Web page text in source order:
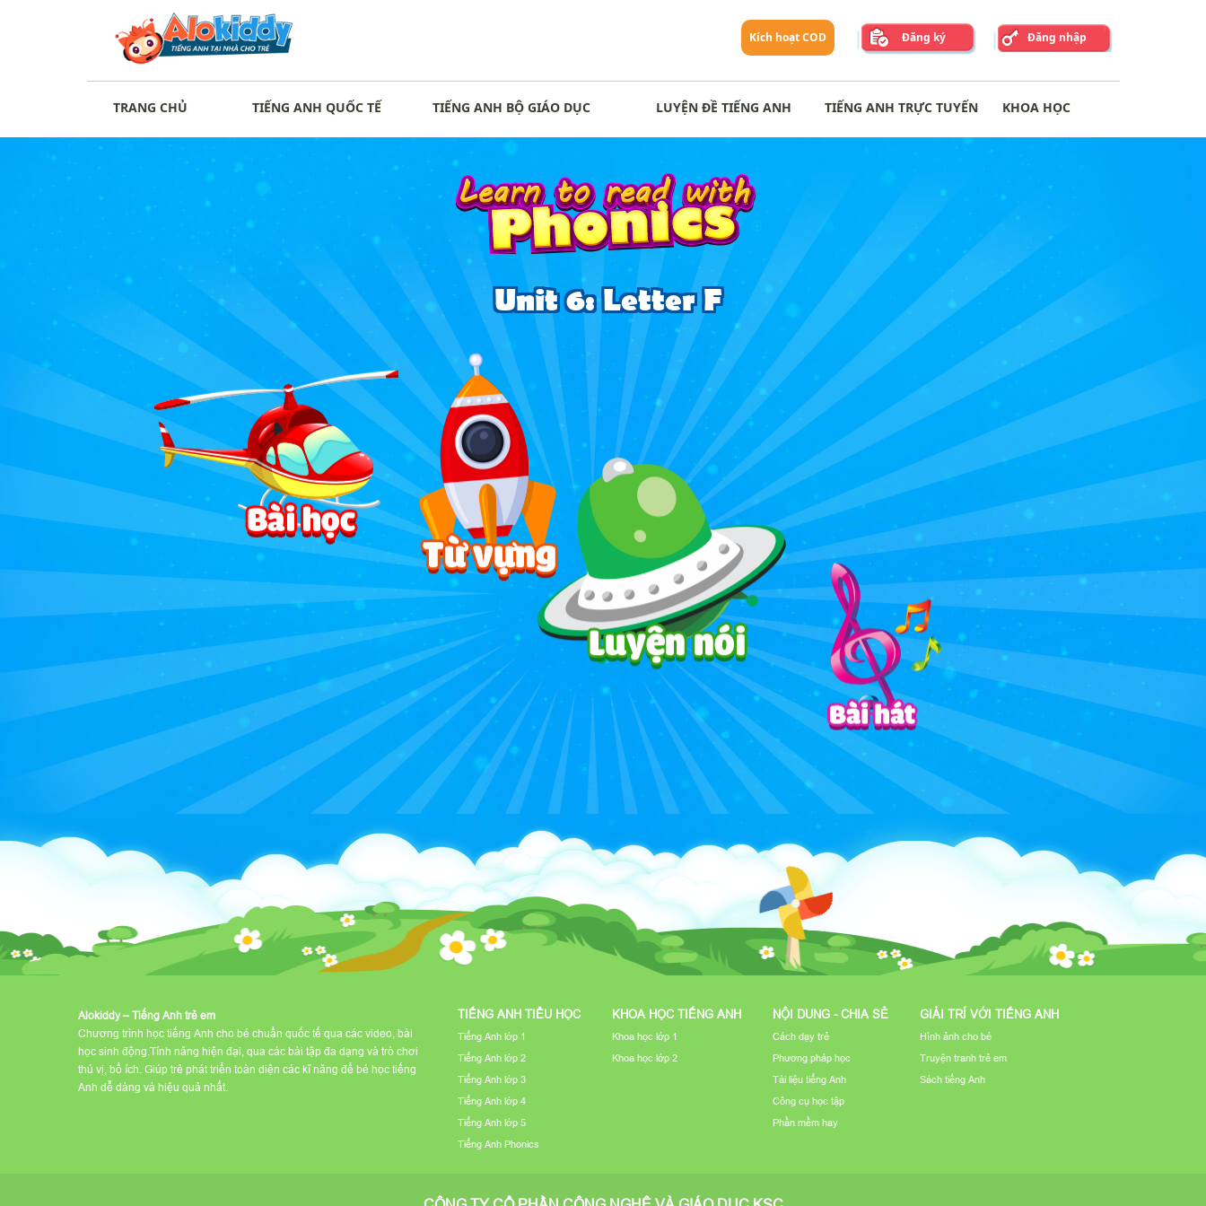
Đăng nhập
Đăng ký
Kích hoạt COD
TRANG CHỦ TIẾNG ANH QUỐC TẾ TIẾNG ANH BỘ GIÁO DỤC LUYỆN ĐỀ TIẾNG ANH TIẾNG ANH TRỰC TUYẾN KHOA HỌC
Unit 6: Letter F
Alokiddy – Tiếng Anh trẻ em
Chương trình học tiếng Anh cho bé chuẩn quốc tế qua các video, bài
học sinh động.Tính năng hiện đại, qua các bài tập đa dạng và trò chơi
thú vị, bổ ích. Giúp trẻ phát triển toàn diện các kĩ năng để bé học tiếng
Anh dễ dàng và hiệu quả nhất.
TIẾNG ANH TIỂU HỌC
Tiếng Anh lớp 1
Tiếng Anh lớp 2
Tiếng Anh lớp 3
Tiếng Anh lớp 4
Tiếng Anh lớp 5
Tiếng Anh Phonics
KHOA HỌC TIẾNG ANH
Khoa học lớp 1
Khoa học lớp 2
NỘI DUNG - CHIA SẺ
Cách dạy trẻ
Phương pháp học
Tài liệu tiếng Anh
Công cụ học tập
Phần mềm hay
GIẢI TRÍ VỚI TIẾNG ANH
Hình ảnh cho bé
Truyện tranh trẻ em
Sách tiếng Anh